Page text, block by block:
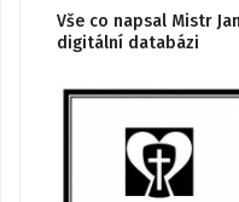
Vše co napsal Mistr
digitální databázi